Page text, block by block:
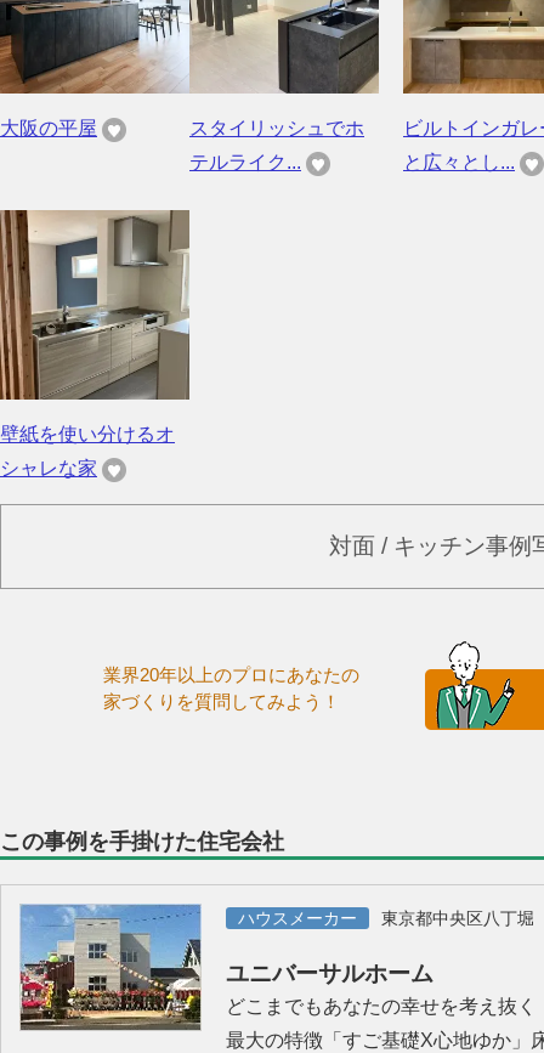
大阪の平屋
スタイリッシュでホ
テルライク...
ビルトインガレ
と広々とし...
壁紙を使い分けるオ
シャレな家
対面 / キッチン事例
業界20年以上のプロにあなたの
家づくりを質問してみよう！
この事例を手掛けた住宅会社
ハウスメーカー 東京都中央区八丁堀
ユニバーサルホーム
どこまでもあなたの幸せを考え抜く
最大の特徴「すご基礎X心地ゆか